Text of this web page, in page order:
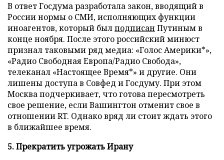
В ответ Госдума разработала закон, вводящий в
России нормы о СМИ, исполняющих функции
иноагентов, который былподписан Путиным в
конце ноября. После этого российский минюст
признал таковыми ряд медиа: «Голос Америки*»,
«Радио Свободная Европа/Радио Свобода»,
телеканал «Настоящее Время*» и другие. Они
лишены доступа в Совфед и Госдуму. При этом
Москва подчеркивает, что готова пересмотреть
свое решение, если Вашингтон отменит свое в
отношении RT. Однако вряд ли стоит ждать этого
в ближайшее время.
5. Прекратить угрожать Ирану